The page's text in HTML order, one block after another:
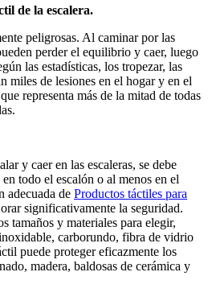
de la escalera.
peligrosas. Al caminar por las
perder el equilibrio y caer, luego
las estadísticas, los tropezar, las
miles de lesiones en el hogar y en el
representa más de la mitad de todas
y caer en las escaleras, se debe
todo el escalón o al menos en el
adecuada de Productos táctiles para
significativamente la seguridad.
tamaños y materiales para elegir,
carborundo, fibra de vidrio
puede proteger eficazmente los
madera, baldosas de cerámica y